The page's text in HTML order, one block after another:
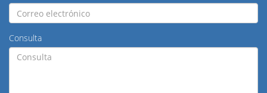
Consulta